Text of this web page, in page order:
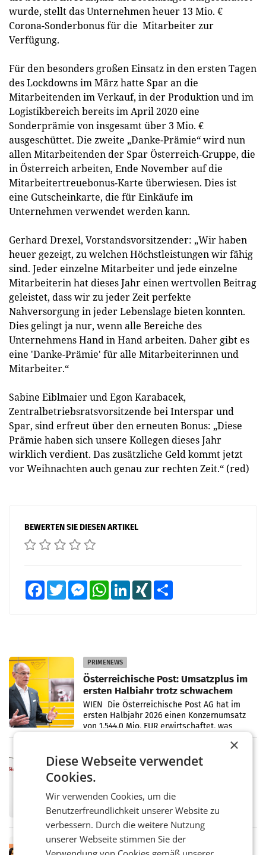
wurde, stellt das Unternehmen heuer 13 Mio. €
Corona-Sonderbonus für die Mitarbeiter zur
Verfügung.
Für den besonders großen Einsatz in den ersten Tagen
des Lockdowns im März hatte Spar an die
Mitarbeitenden im Verkauf, in der Produktion und im
Logistikbereich bereits im April 2020 eine
Sonderprämie von insgesamt über 3 Mio. €
ausgeschüttet. Die zweite „Danke-Prämie“ wird nun
allen Mitarbeitenden der Spar Österreich-Gruppe, die
in Österreich arbeiten, Ende November auf die
Mitarbeitertreuebonus-Karte überwiesen. Dies ist
eine Gutscheinkarte, die für Einkäufe im
Unternehmen verwendet werden kann.
Gerhard Drexel, Vorstandsvorsitzender: „Wir haben
heuer gezeigt, zu welchen Höchstleistungen wir fähig
sind. Jeder einzelne Mitarbeiter und jede einzelne
Mitarbeiterin hat dieses Jahr einen wertvollen Beitrag
geleistet, dass wir zu jeder Zeit perfekte
Nahversorgung in jeder Lebenslage bieten konnten.
Dies gelingt ja nur, wenn alle Bereiche des
Unternehmens Hand in Hand arbeiten. Daher gibt es
eine 'Danke-Prämie' für alle Mitarbeiterinnen und
Mitarbeiter.“
Sabine Eiblmaier und Egon Karabacek,
Zentralbetriebsratsvorsitzende bei Interspar und
Spar, sind erfreut über den erneuten Bonus: „Diese
Prämie haben sich unsere Kollegen dieses Jahr
wirklich verdient. Das zusätzliche Geld kommt jetzt
vor Weihnachten auch genau zur rechten Zeit.“ (red)
BEWERTEN SIE DIESEN ARTIKEL
FacebookTwitter MessengerWhatsAppLinkedInXING
PRIMENEWS
Österreichische Post: Umsatzplus im
ersten Halbjahr trotz schwachem
Briefgeschäft
WIEN Die Österreichische Post AG hat im
ersten Halbjahr 2026 einen Konzernumsatz
von 1.544,0 Mio. EUR erwirtschaftet, was
ProSiebenSat.1 spart und macht
überraschend viel Gewinn
Fernsehkonzern ProSiebenSat.1 hat im
Frühjahr dank Kostensenkungen operativ
wieder Gewinn gemacht und die
Markterwartung deutlich übertroffen.
RETAIL
×
Diese Webseite verwendet
Cookies.
Wir verwenden Cookies, um die
Benutzerfreundlichkeit unserer Website zu
verbessern. Durch die weitere Nutzung
unserer Webseite stimmen Sie der